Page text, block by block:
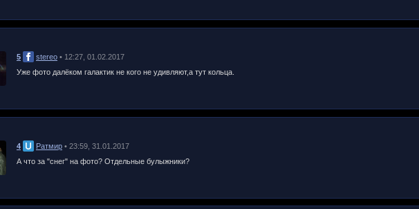
5 stereo • 12:27, 01.02.2017
Уже фото далёком галактик не кого не удивляют,а тут кольца.
4 Ратмир • 23:59, 31.01.2017
А что за "снег" на фото? Отдельные булыжники?